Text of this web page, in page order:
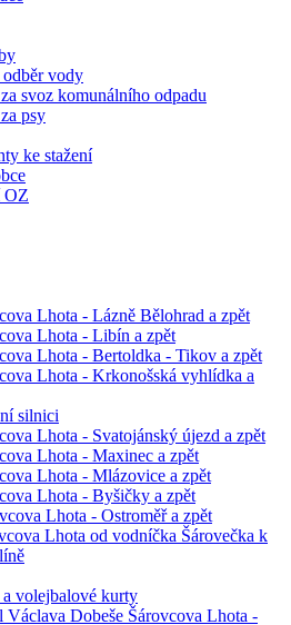
odběr vody
svoz komunálního odpadu
psy
ke stažení
OZ
Lhota - Lázně Bělohrad a zpět
Lhota - Libín a zpět
Lhota - Bertoldka - Tikov a zpět
Lhota - Krkonošská vyhlídka a
silnici
Lhota - Svatojánský újezd a zpět
Lhota - Maxinec a zpět
Lhota - Mlázovice a zpět
Lhota - Byšičky a zpět
Lhota - Ostroměř a zpět
Lhota od vodníčka Šárovečka k
a volejbalové kurty
Václava Dobeše Šárovcova Lhota -